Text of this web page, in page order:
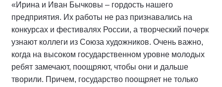
«Ирина и Иван Бычковы – гордость нашего
предприятия. Их работы не раз признавались на
конкурсах и фестивалях России, а творческий почерк
узнают коллеги из Союза художников. Очень важно,
когда на высоком государственном уровне молодых
ребят замечают, поощряют, чтобы они и дальше
творили. Причем, государство поощряет не только